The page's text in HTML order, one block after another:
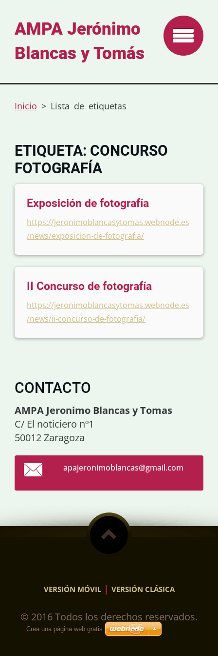
AMPA Jerónimo
Blancas y Tomás
Inicio > Lista de etiquetas
ETIQUETA: CONCURSO
FOTOGRAFÍA
Exposición de fotografía
https://jeronimoblancasytomas.webnode.es
/news/exposicion-de-fotografia/
II Concurso de fotografía
https://jeronimoblancasytomas.webnode.es
/news/ii-concurso-de-fotografia/
CONTACTO
AMPA Jeronimo Blancas y Tomas
C/ El noticiero nº1
50012 Zaragoza
apajeronimoblancas@gmail.com
VERSIÓN MÓVIL | VERSIÓN CLÁSICA
© 2016 Todos los derechos reservados.
Crea una página web gratis